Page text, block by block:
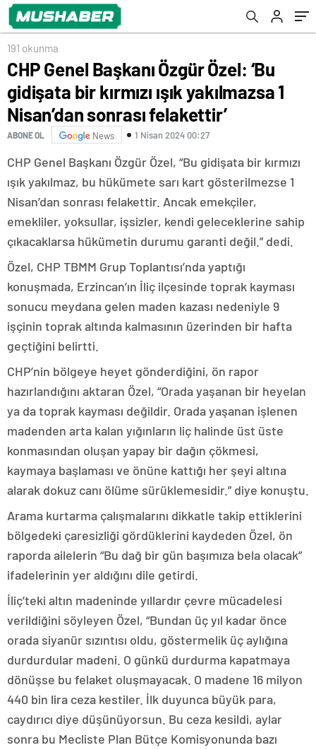
felakettir’
191 okunma
CHP Genel Başkanı Özgür Özel: ‘Bu
gidişata bir kırmızı ışık yakılmazsa 1
Nisan’dan sonrası felakettir’
ABONE OL News 1 Nisan 2024 00:27
CHP Genel Başkanı Özgür Özel, “Bu gidişata bir kırmızı
ışık yakılmaz, bu hükümete sarı kart gösterilmezse 1
Nisan’dan sonrası felakettir. Ancak emekçiler,
emekliler, yoksullar, işsizler, kendi geleceklerine sahip
çıkacaklarsa hükümetin durumu garanti değil.” dedi.
Özel, CHP TBMM Grup Toplantısı’nda yaptığı
konuşmada, Erzincan’ın İliç ilçesinde toprak kayması
sonucu meydana gelen maden kazası nedeniyle 9
işçinin toprak altında kalmasının üzerinden bir hafta
geçtiğini belirtti.
CHP’nin bölgeye heyet gönderdiğini, ön rapor
hazırlandığını aktaran Özel, “Orada yaşanan bir heyelan
ya da toprak kayması değildir. Orada yaşanan işlenen
madenden arta kalan yığınların liç halinde üst üste
konmasından oluşan yapay bir dağın çökmesi,
kaymaya başlaması ve önüne kattığı her şeyi altına
alarak dokuz canı ölüme sürüklemesidir.” diye konuştu.
Arama kurtarma çalışmalarını dikkatle takip ettiklerini
bölgedeki çaresizliği gördüklerini kaydeden Özel, ön
raporda ailelerin “Bu dağ bir gün başımıza bela olacak”
ifadelerinin yer aldığını dile getirdi.
İliç’teki altın madeninde yıllardır çevre mücadelesi
verildiğini söyleyen Özel, “Bundan üç yıl kadar önce
orada siyanür sızıntısı oldu, göstermelik üç aylığına
durdurdular madeni. O günkü durdurma kapatmaya
dönüşse bu felaket oluşmayacak. O madene 16 milyon
440 bin lira ceza kestiler. İlk duyunca büyük para,
caydırıcı diye düşünüyorsun. Bu ceza kesildi, aylar
sonra bu Mecliste Plan Bütçe Komisyonunda bazı